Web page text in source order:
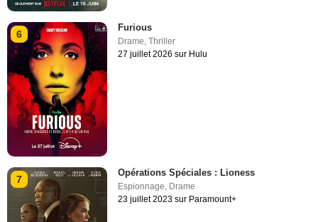
6
Furious
Drame,Thriller
27 juillet 2026 sur Hulu
7
Opérations Spéciales : Lioness
Espionnage Drame
23 juillet 2023 sur Paramount+